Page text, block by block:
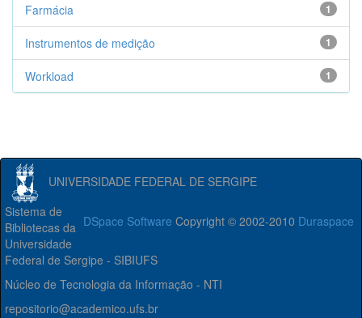
1
Farmácia
1
Instrumentos de medição
1
Workload
UNIVERSIDADE FEDERAL DE SERGIPE
DSpace Software Copyright © 2002-2010 Duraspace
Sistema de
Bibliotecas da
Universidade
Federal de Sergipe - SIBIUFS
Núcleo de Tecnologia da Informação - NTI
repositorio@academico.ufs.br